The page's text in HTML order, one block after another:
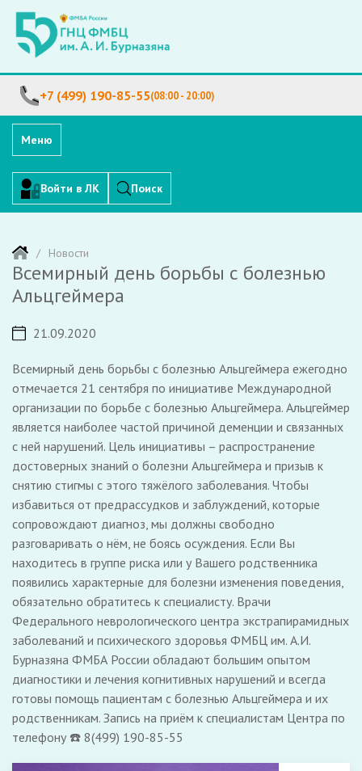
+7 (499) 190-85-55(08:00 - 20:00)
Меню
Войти в ЛК Поиск
Новости
Всемирный день борьбы с болезнью
Альцгеймера
21.09.2020
Всемирный день борьбы с болезнью Альцгеймера ежегодно
отмечается 21 сентября по инициативе Международной
организации по борьбе с болезнью Альцгеймера. Альцгеймер
является наиболее частой причиной деменции и связанных
с ней нарушений. Цель инициативы – распространение
достоверных знаний о болезни Альцгеймера и призыв к
снятию стигмы с этого тяжёлого заболевания. Чтобы
избавиться от предрассудков и заблуждений, которые
сопровождают диагноз, мы должны свободно
разговаривать о нём, не боясь осуждения. Если Вы
находитесь в группе риска или у Вашего родственника
появились характерные для болезни изменения поведения,
обязательно обратитесь к специалисту. Врачи
Федерального неврологического центра экстрапирамидных
заболеваний и психического здоровья ФМБЦ им. А.И.
Бурназяна ФМБА России обладают большим опытом
диагностики и лечения когнитивных нарушений и всегда
готовы помощь пациентам с болезнью Альцгеймера и их
родственникам. Запись на приём к специалистам Центра по
телефону ☎️ 8(499) 190-85-55